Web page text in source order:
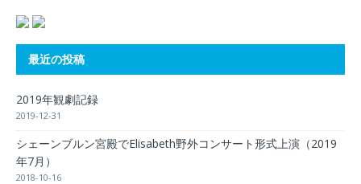
最近の投稿
2019年観劇記録
2019-12-31
シェーンブルン宮殿でElisabeth野外コンサート形式上演（2019
年7月）
2018-10-16